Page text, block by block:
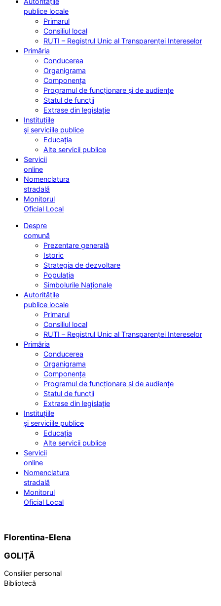
publice locale
Primarul
Consiliul local
RUTI – Registrul Unic al Transparenței Intereselor
Primăria
Conducerea
Organigrama
Componența
Programul de funcționare și de audiențe
Statul de funcții
Extrase din legislație
Instituțiile
și serviciile publice
Educația
Alte servicii publice
Servicii
online
Nomenclatura
stradală
Monitorul
Oficial Local
Despre
comună
Prezentare generală
Istoric
Strategia de dezvoltare
Populația
Simbolurile Naționale
Autoritățile
publice locale
Primarul
Consiliul local
RUTI – Registrul Unic al Transparenței Intereselor
Primăria
Conducerea
Organigrama
Componența
Programul de funcționare și de audiențe
Statul de funcții
Extrase din legislație
Instituțiile
și serviciile publice
Educația
Alte servicii publice
Servicii
online
Nomenclatura
stradală
Monitorul
Oficial Local
Florentina-Elena
GOLIȚĂ
Consilier personal
Bibliotecă